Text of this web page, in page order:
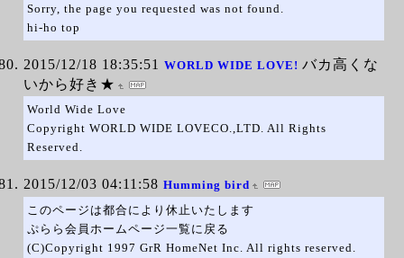
Sorry, the page you requested was not found.
hi-ho top
2015/12/18 18:35:51 WORLD WIDE LOVE! バカ高くな
いから好き★
World Wide Love
Copyright WORLD WIDE LOVECO.,LTD. All Rights
Reserved.
2015/12/03 04:11:58 Humming bird
このページは都合により休止いたします
ぷらら会員ホームページ一覧に戻る
(C)Copyright 1997 GrR HomeNet Inc. All rights reserved.